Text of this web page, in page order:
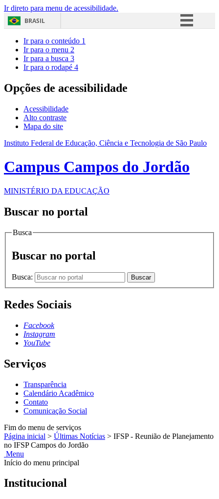
Ir direto para menu de acessibilidade.
BRASIL
Acesso à informação
Ir para o conteúdo 1
Ir para o menu 2
Ir para a busca 3
Ir para o rodapé 4
Opções de acessibilidade
Acessibilidade
Alto contraste
Mapa do site
Instituto Federal de Educação, Ciência e Tecnologia de São Paulo
Campus Campos do Jordão
MINISTÉRIO DA EDUCAÇÃO
Buscar no portal
Busca
Buscar no portal
Busca: Buscar
Redes Sociais
Facebook
Instagram
YouTube
Serviços
Transparência
Calendário Acadêmico
Contato
Comunicação Social
Fim do menu de serviços
Página inicial > Últimas Notícias > IFSP - Reunião de Planejamento
no IFSP Campos do Jordão
Menu
Início do menu principal
Institucional